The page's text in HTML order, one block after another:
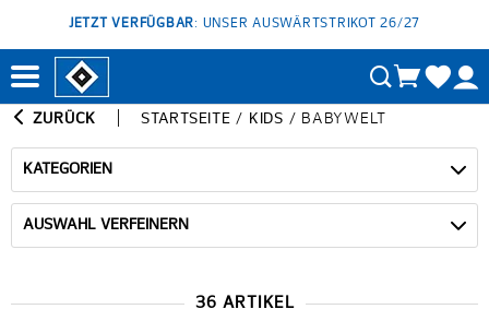
JETZT VERFÜGBAR: UNSER AUSWÄRTSTRIKOT 26/27
ZURÜCK STARTSEITE / KIDS / BABYWELT
KATEGORIEN
AUSWAHL VERFEINERN
36 ARTIKEL